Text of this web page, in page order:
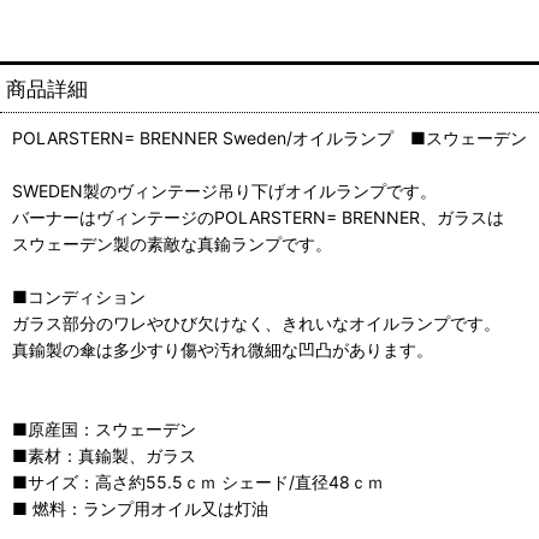
商品詳細
POLARSTERN= BRENNER Sweden/オイルランプ ■スウェーデン
SWEDEN製のヴィンテージ吊り下げオイルランプです。
バーナーはヴィンテージのPOLARSTERN= BRENNER、ガラスは
スウェーデン製の素敵な真鍮ランプです。
■コンディション
ガラス部分のワレやひび欠けなく、きれいなオイルランプです。
真鍮製の傘は多少すり傷や汚れ微細な凹凸があります。
■原産国：スウェーデン
■素材：真鍮製、ガラス
■サイズ：高さ約55.5ｃｍ シェード/直径48ｃｍ
■ 燃料：ランプ用オイル又は灯油